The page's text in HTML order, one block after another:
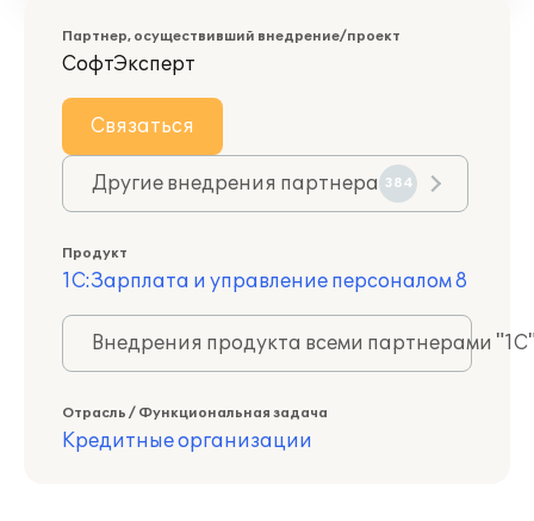
Партнер, осуществивший внедрение/проект
СофтЭксперт
Связаться
Другие внедрения партнера 384
Продукт
1С:Зарплата и управление персоналом 8
Внедрения продукта всеми партнерами
Отрасль / Функциональная задача
Кредитные организации